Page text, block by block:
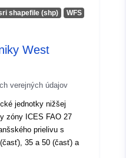
shapefile (shp)
WFS
West
verejných údajov
jednotky nižšej
zóny ICES FAO 27
prielivu s
35 a 50 (časť) a